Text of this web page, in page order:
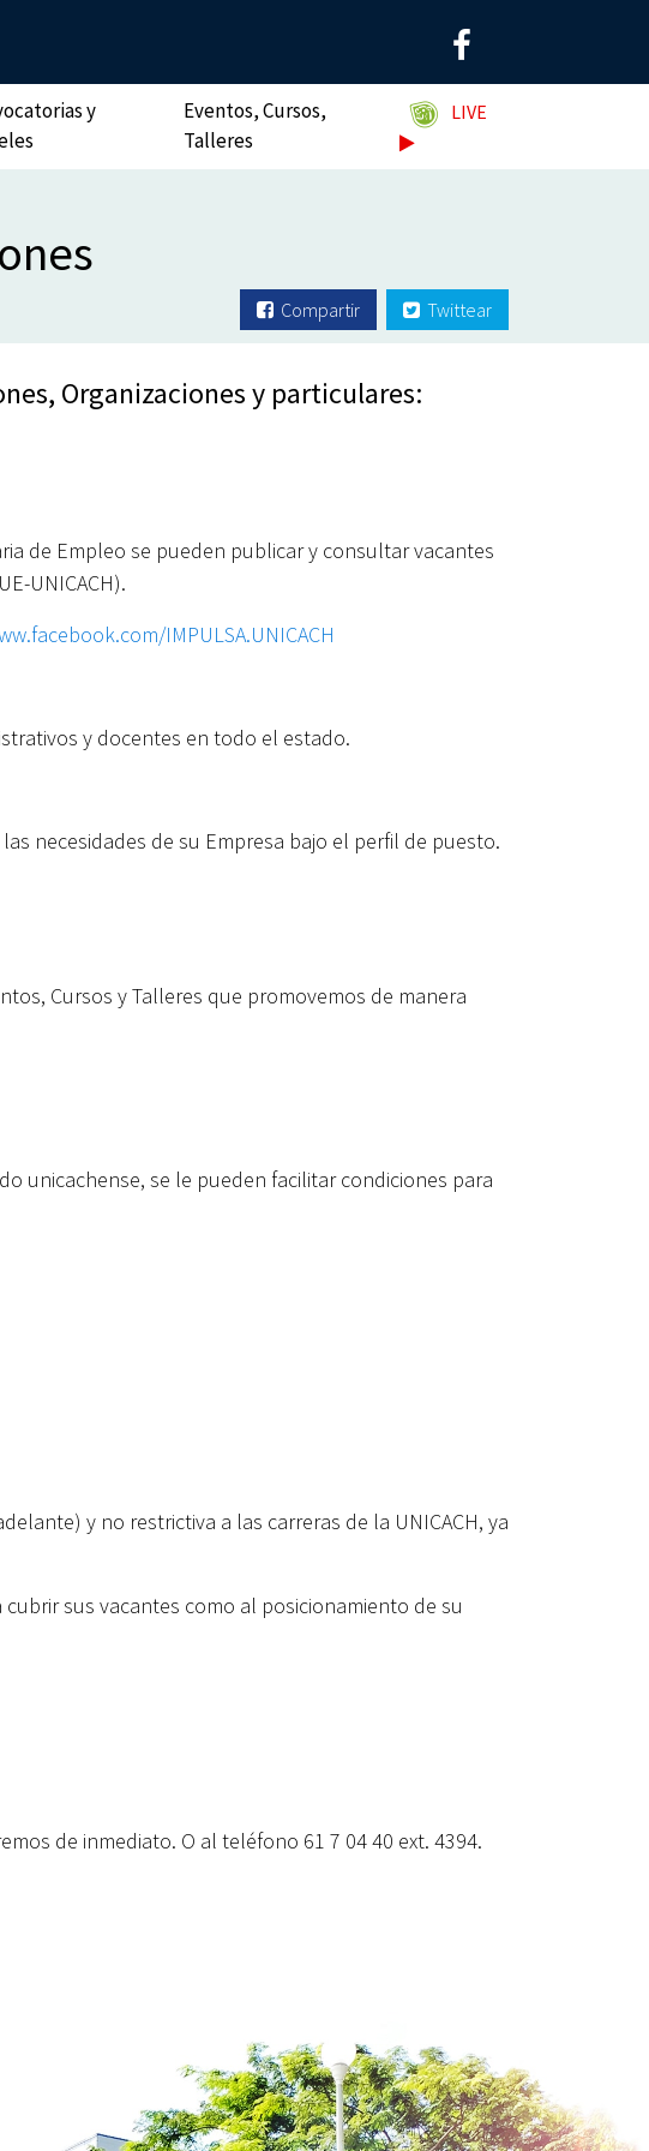
y
Eventos, Cursos,
Talleres
LIVE
Compartir Twittear
Organizaciones y particulares:
de Empleo se pueden publicar y consultar vacantes
UNICACH).
IMPULSA.UNICACH
y docentes en todo el estado.
necesidades de su Empresa bajo el perfil de puesto.
Cursos y Talleres que promovemos de manera
unicachense, se le pueden facilitar condiciones para
y no restrictiva a las carreras de la UNICACH, ya
sus vacantes como al posicionamiento de su
de inmediato. O al teléfono 61 7 04 40 ext. 4394.